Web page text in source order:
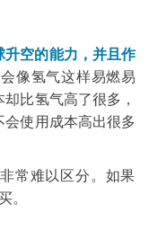
升空的能力，并且作
会像氢气这样易燃易
比氢气高了很多，
会使用成本高出很多
常难以区分。如果
。